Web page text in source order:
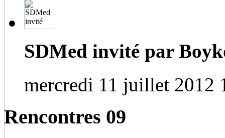
SDMed invité par
mercredi 11 juillet 2012
Rencontres 09